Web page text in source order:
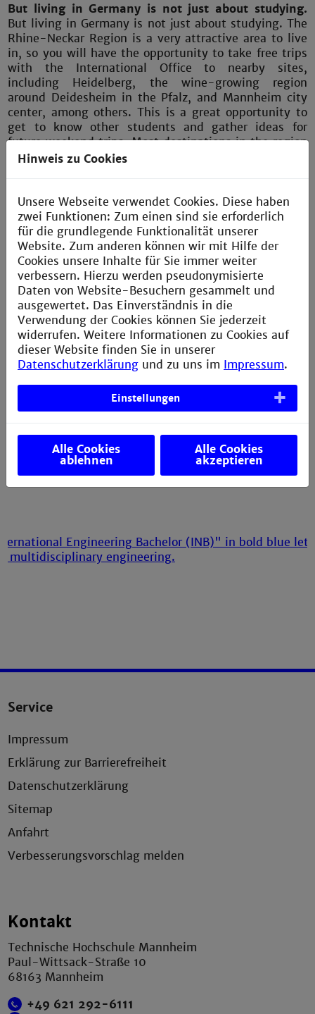
But living in Germany is not just about studying.
But living in Germany is not just about studying. The
Rhine-Neckar Region is a very attractive area to live
in, so you will have the opportunity to take free trips
with the International Office to nearby sites,
including Heidelberg, the wine-growing region
around Deidesheim in the Pfalz, and Mannheim city
center, among others. This is a great opportunity to
get to know other students and gather ideas for
future weekend trips. Most destinations in the region
are covered by your ÖPNV ticket.
Service
Impressum
Erklärung zur Barrierefreiheit
Datenschutzerklärung
Sitemap
Anfahrt
Verbesserungsvorschlag melden
Kontakt
Technische Hochschule Mannheim
Paul-Wittsack-Straße 10
68163 Mannheim
+49 621 292-6111
Hinweis zu Cookies
Unsere Webseite verwendet Cookies. Diese haben
zwei Funktionen: Zum einen sind sie erforderlich
für die grundlegende Funktionalität unserer
Website. Zum anderen können wir mit Hilfe der
Cookies unsere Inhalte für Sie immer weiter
verbessern. Hierzu werden pseudonymisierte
Daten von Website-Besuchern gesammelt und
ausgewertet. Das Einverständnis in die
Verwendung der Cookies können Sie jederzeit
widerrufen. Weitere Informationen zu Cookies auf
dieser Website finden Sie in unserer
Datenschutzerklärung und zu uns im Impressum.
Einstellungen
Alle Cookies
ablehnen
Alle Cookies
akzeptieren